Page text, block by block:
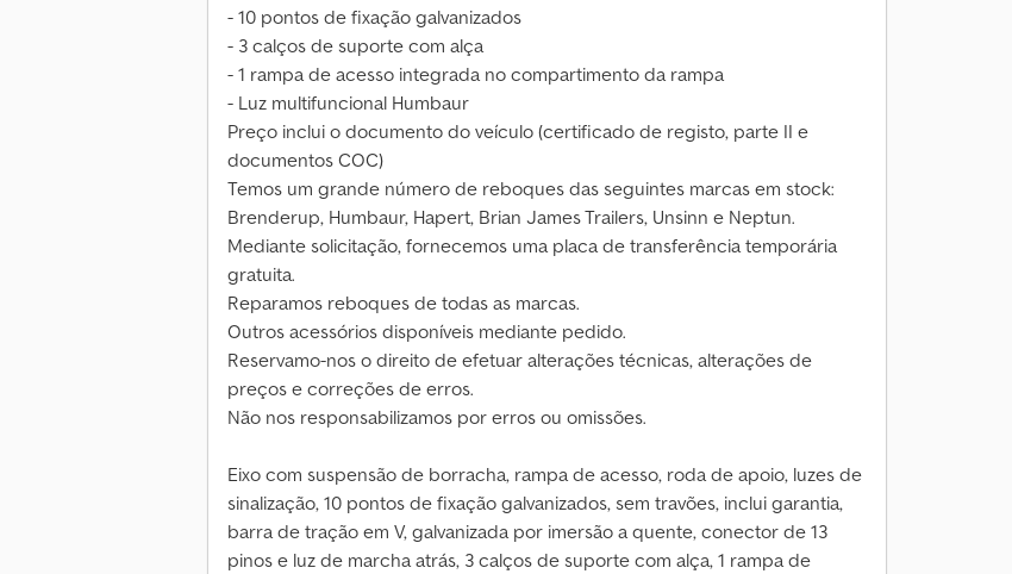
- 10 pontos de fixação galvanizados
- 3 calços de suporte com alça
- 1 rampa de acesso integrada no compartimento da rampa
- Luz multifuncional Humbaur
Preço inclui o documento do veículo (certificado de registo, parte II e
documentos COC)
Temos um grande número de reboques das seguintes marcas em stock:
Brenderup, Humbaur, Hapert, Brian James Trailers, Unsinn e Neptun.
Mediante solicitação, fornecemos uma placa de transferência temporária
gratuita.
Reparamos reboques de todas as marcas.
Outros acessórios disponíveis mediante pedido.
Reservamo-nos o direito de efetuar alterações técnicas, alterações de
preços e correções de erros.
Não nos responsabilizamos por erros ou omissões.
Eixo com suspensão de borracha, rampa de acesso, roda de apoio, luzes de
sinalização, 10 pontos de fixação galvanizados, sem travões, inclui garantia,
barra de tração em V, galvanizada por imersão a quente, conector de 13
pinos e luz de marcha atrás, 3 calços de suporte com alça, 1 rampa de